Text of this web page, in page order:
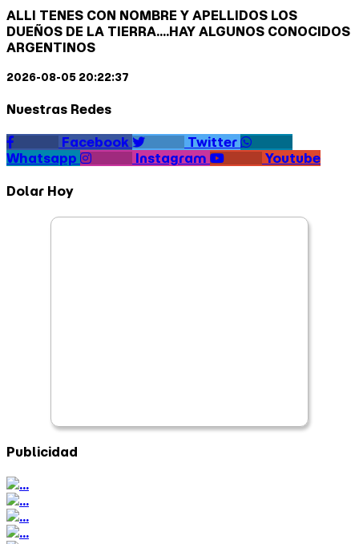
ALLI TENES CON NOMBRE Y APELLIDOS LOS
DUEÑOS DE LA TIERRA....HAY ALGUNOS CONOCIDOS
ARGENTINOS
2026-08-05 20:22:37
Nuestras Redes
Facebook
Twitter
Whatsapp
Instagram Youtube
Dolar Hoy
Publicidad